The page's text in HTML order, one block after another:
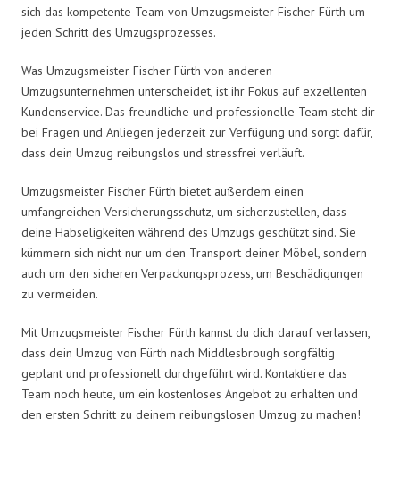
sich das kompetente Team von Umzugsmeister Fischer Fürth um
jeden Schritt des Umzugsprozesses.
Was Umzugsmeister Fischer Fürth von anderen
Umzugsunternehmen unterscheidet, ist ihr Fokus auf exzellenten
Kundenservice. Das freundliche und professionelle Team steht dir
bei Fragen und Anliegen jederzeit zur Verfügung und sorgt dafür,
dass dein Umzug reibungslos und stressfrei verläuft.
Umzugsmeister Fischer Fürth bietet außerdem einen
umfangreichen Versicherungsschutz, um sicherzustellen, dass
deine Habseligkeiten während des Umzugs geschützt sind. Sie
kümmern sich nicht nur um den Transport deiner Möbel, sondern
auch um den sicheren Verpackungsprozess, um Beschädigungen
zu vermeiden.
Mit Umzugsmeister Fischer Fürth kannst du dich darauf verlassen,
dass dein Umzug von Fürth nach Middlesbrough sorgfältig
geplant und professionell durchgeführt wird. Kontaktiere das
Team noch heute, um ein kostenloses Angebot zu erhalten und
den ersten Schritt zu deinem reibungslosen Umzug zu machen!